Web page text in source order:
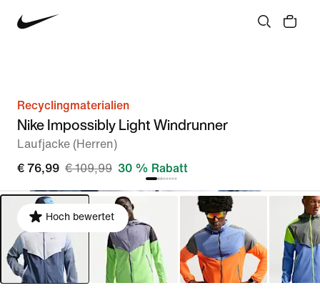
Recyclingmaterialien
Nike Impossibly Light Windrunner
Laufjacke (Herren)
€ 76,99 € 109,99 30 % Rabatt
Hoch bewertet